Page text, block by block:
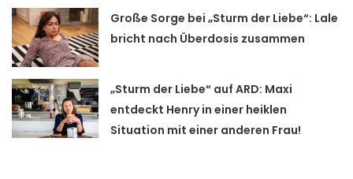
Große Sorge bei „Sturm der Liebe“: Lale
bricht nach Überdosis zusammen
„Sturm der Liebe“ auf ARD: Maxi
entdeckt Henry in einer heiklen
Situation mit einer anderen Frau!